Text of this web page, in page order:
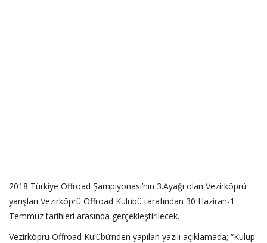
2018 Türkiye Offroad Şampiyonası’nın 3.Ayağı olan Vezirköprü
yarışları Vezirköprü Offroad Kulübü tarafından 30 Haziran-1
Temmuz tarihleri arasında gerçekleştirilecek.
Vezirköprü Offroad Kulübü’nden yapılan yazılı açıklamada; “Kulüp